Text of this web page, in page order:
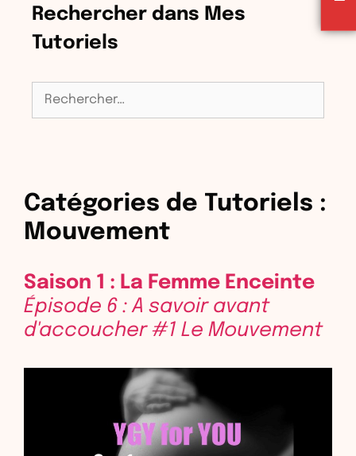
Catégories de Tutoriels :
Mouvement
Saison 1 : La Femme Enceinte
Épisode 6 : A savoir avant
d'accoucher #1 Le Mouvement
Rechercher dans Mes
Tutoriels
Rechercher :